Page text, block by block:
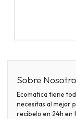
Sobre
Ecomatica tiene
necesitas al mejor
recíbelo en 24h en